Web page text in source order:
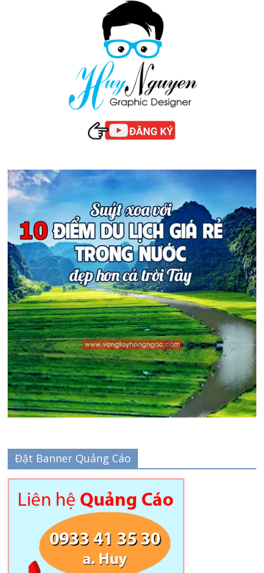
Đặt Banner Quảng Cáo